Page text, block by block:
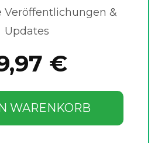
Veröffentlichungen &
Updates
€
WARENKORB